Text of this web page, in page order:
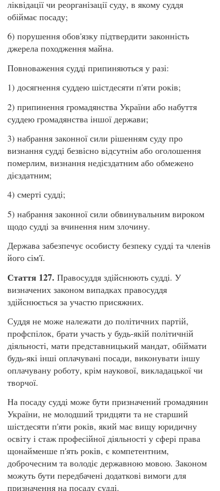
ліквідації чи реорганізації суду, в якому суддя
обіймає посаду;
6) порушення обов'язку підтвердити законність
джерела походження майна.
Повноваження судді припиняються у разі:
1) досягнення суддею шістдесяти п'яти років;
2) припинення громадянства України або набуття
суддею громадянства іншої держави;
3) набрання законної сили рішенням суду про
визнання судді безвісно відсутнім або оголошення
померлим, визнання недієздатним або обмежено
дієздатним;
4) смерті судді;
5) набрання законної сили обвинувальним вироком
щодо судді за вчинення ним злочину.
Держава забезпечує особисту безпеку судді та членів
його сім'ї.
Стаття 127. Правосуддя здійснюють судді. У
визначених законом випадках правосуддя
здійснюється за участю присяжних.
Суддя не може належати до політичних партій,
профспілок, брати участь у будь-якій політичній
діяльності, мати представницький мандат, обіймати
будь-які інші оплачувані посади, виконувати іншу
оплачувану роботу, крім наукової, викладацької чи
творчої.
На посаду судді може бути призначений громадянин
України, не молодший тридцяти та не старший
шістдесяти п'яти років, який має вищу юридичну
освіту і стаж професійної діяльності у сфері права
щонайменше п'ять років, є компетентним,
доброчесним та володіє державною мовою. Законом
можуть бути передбачені додаткові вимоги для
призначення на посаду судді.